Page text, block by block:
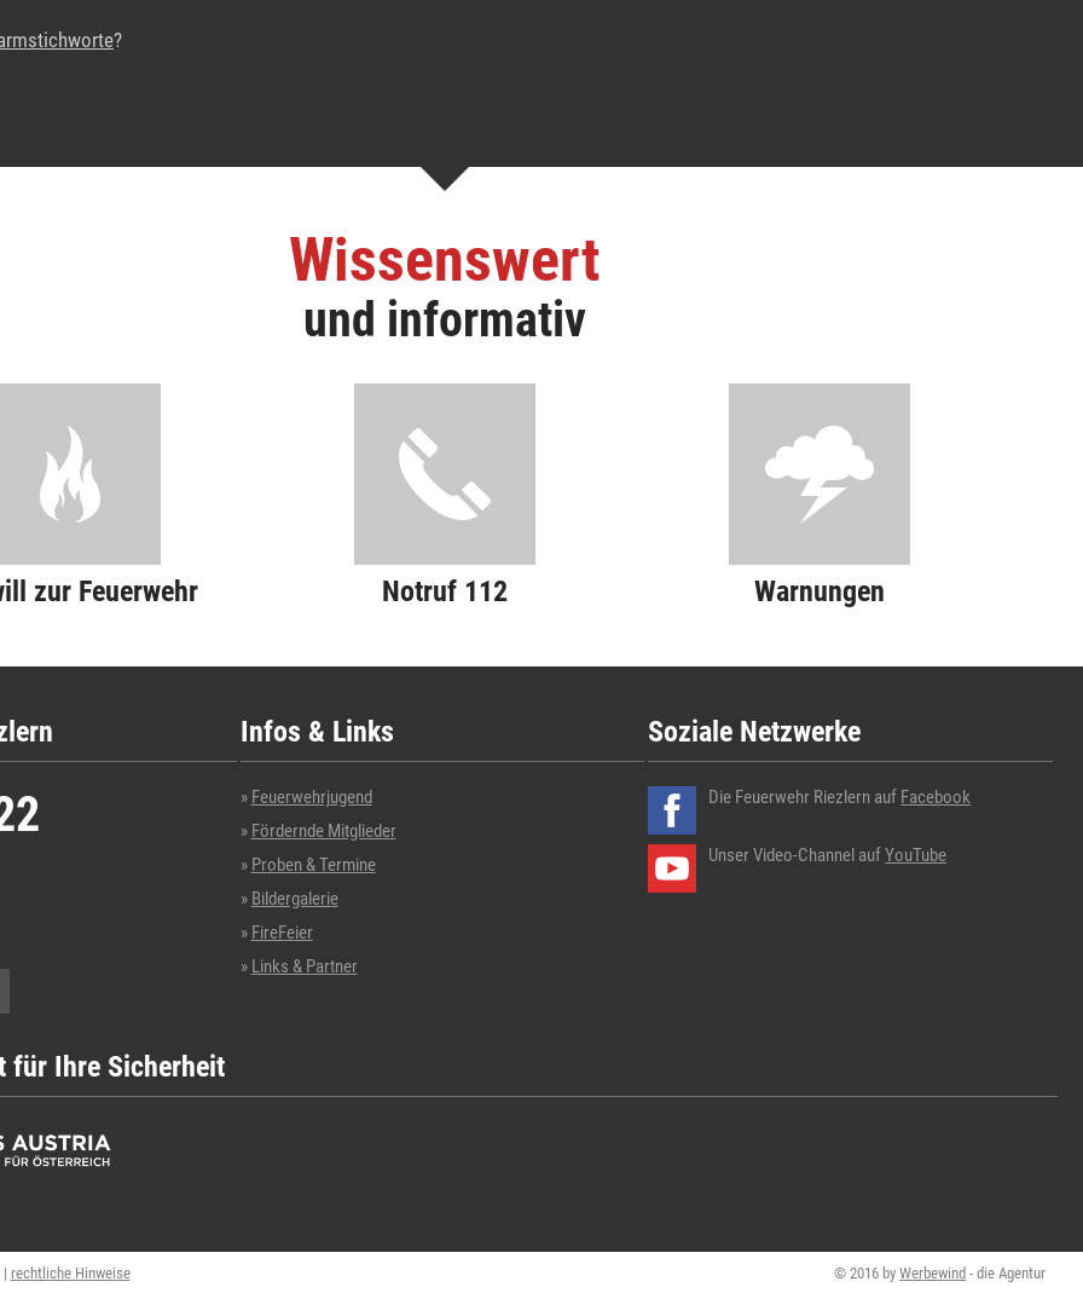
?
Wissenswert
und informativ
zur Feuerwehr Notruf 112 Warnungen
Infos & Links
Feuerwehrjugend
Fördernde Mitglieder
Proben & Termine
Bildergalerie
FireFeier
Links & Partner
Soziale Netzwerke
Die Feuerwehr Riezlern auf Facebook
Unser Video-Channel aufYouTube
für Ihre Sicherheit
| rechtliche Hinweise © 2016 byWerbewind - die Agentur